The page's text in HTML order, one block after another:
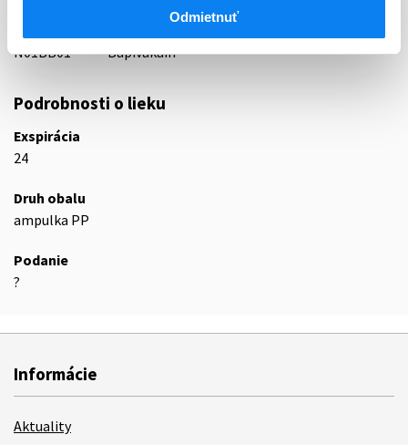
Odmietnuť
Lokálne anestetiká
N01BB01
Bupivakaín
Podrobnosti o lieku
Exspirácia
24
Druh obalu
ampulka PP
Podanie
?
Informácie
Aktuality